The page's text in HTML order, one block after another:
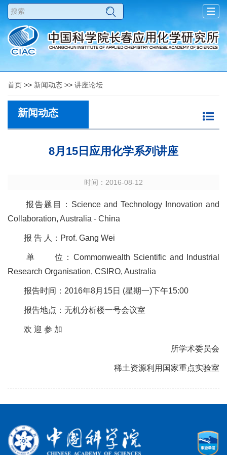
首页 >> 新闻动态 >> 讲座论坛
新闻动态
8月15日应用化学系列讲座
时间：2016-08-12
报告题目：Science and Technology Innovation and
Collaboration, Australia - China
报 告 人：Prof. Gang Wei
单 位：Commonwealth Scientific and Industrial
Research Organisation, CSIRO, Australia
报告时间：2016年8月15日 (星期一)下午15:00
报告地点：无机分析楼一号会议室
欢 迎 参 加
所学术委员会
稀土资源利用国家重点实验室